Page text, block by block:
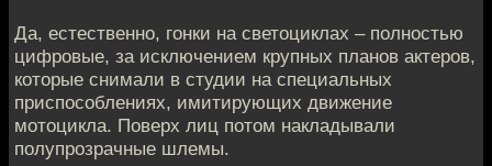
Да, естественно, гонки на светоциклах – полностью
цифровые, за исключением крупных планов актеров,
которые снимали в студии на специальных
приспособлениях, имитирующих движение
мотоцикла. Поверх лиц потом накладывали
полупрозрачные шлемы.